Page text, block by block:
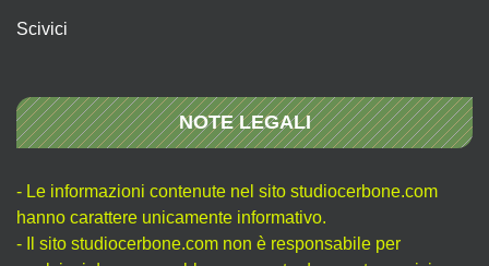
Scivici
NOTE LEGALI
- Le informazioni contenute nel sito studiocerbone.com
hanno carattere unicamente informativo.
- Il sito studiocerbone.com non è responsabile per